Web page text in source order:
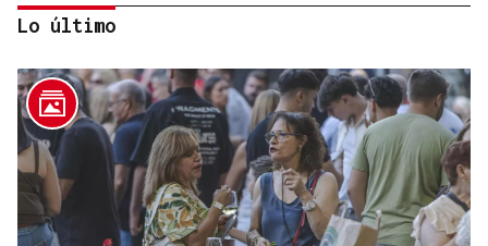
RESOLUCIÓN DEL TRIBUNAL
Lo último